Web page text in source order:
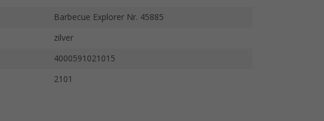
Barbecue Explorer Nr. 45885
zilver
4000591021015
2101